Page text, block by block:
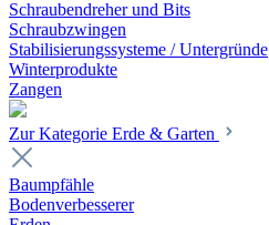
Schraubendreher und Bits
Schraubzwingen
Stabilisierungssysteme / Untergründe
Winterprodukte
Zangen
Zur Kategorie Erde & Garten
Baumpfähle
Bodenverbesserer